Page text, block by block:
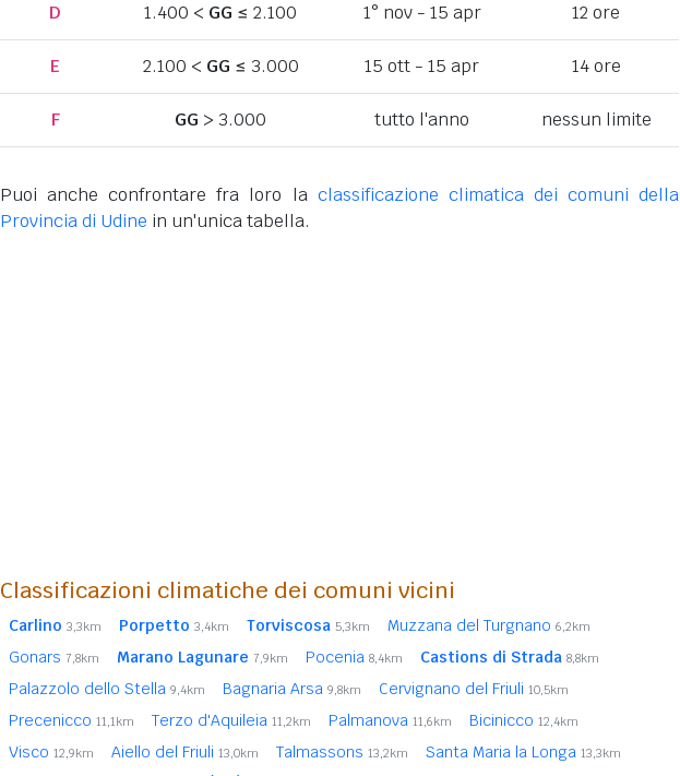
D 1.400 < GG ≤ 2.100 1° nov - 15 apr 12 ore
E 2.100 < GG ≤ 3.000 15 ott - 15 apr 14 ore
F GG > 3.000 tutto l'anno nessun limite
Puoi anche confrontare fra loro la classificazione climatica dei comuni della
Provincia di Udine in un'unica tabella.
Classificazioni climatiche dei comuni vicini
Carlino 3,3km Porpetto 3,4km Torviscosa 5,3km Muzzana del Turgnano 6,2km
Gonars 7,8km Marano Lagunare 7,9km Pocenia 8,4km Castions di Strada 8,8km
Palazzolo dello Stella 9,4km Bagnaria Arsa 9,8km Cervignano del Friuli 10,5km
Precenicco 11,1km Terzo d'Aquileia 11,2km Palmanova 11,6km Bicinicco 12,4km
Visco 12,9km Aiello del Friuli 13,0km Talmassons 13,2km Santa Maria la Longa 13,3km